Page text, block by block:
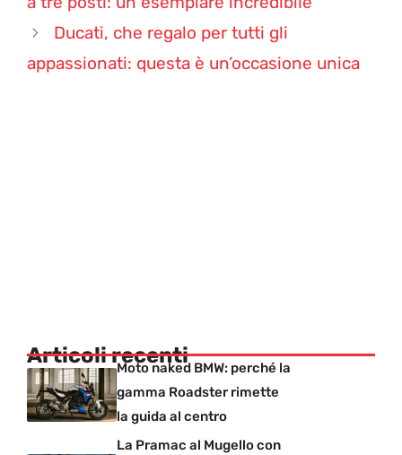
Ducati, che regalo per tutti gli
appassionati: questa è un’occasione unica
Articoli recentiMoto naked BMW: perché la
gamma Roadster rimette
la guida al centro
La Pramac al Mugello con